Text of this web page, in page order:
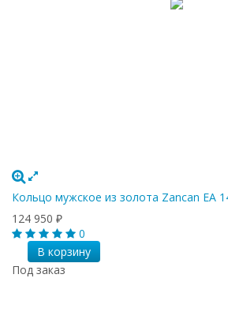
Кольцо мужское из золота Zancan EA
124 950 ₽
0
В корзину
Под заказ